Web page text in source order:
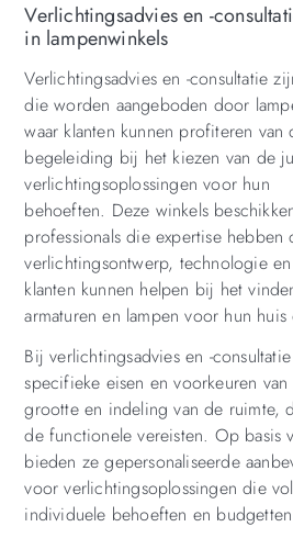
Verlichtingsadvies en -
in lampenwinkels
Verlichtingsadvies en -consultatie
die worden aangeboden door
waar klanten kunnen profiteren van
begeleiding bij het kiezen van de
verlichtingsoplossingen voor hun
behoeften. Deze winkels
professionals die expertise
verlichtingsontwerp, technologie
klanten kunnen helpen bij het
armaturen en lampen voor hun
Bij verlichtingsadvies en -
specifieke eisen en voorkeuren
grootte en indeling van de ruimte,
de functionele vereisten. Op basis
bieden ze gepersonaliseerde
voor verlichtingsoplossingen die
individuele behoeften en